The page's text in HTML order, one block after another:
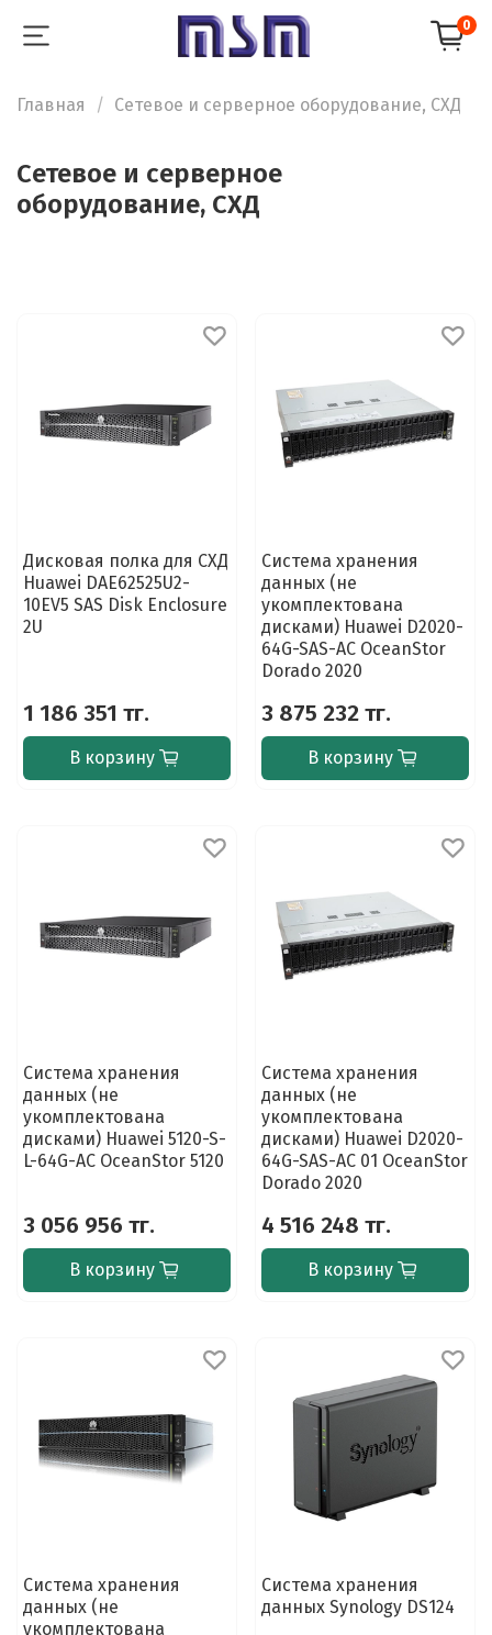
0
Главная Сетевое и серверное оборудование, СХД
Сетевое и серверное
оборудование, СХД
Дисковая полка для СХД
Huawei DAE62525U2-
10EV5 SAS Disk Enclosure
2U
1 186 351 тг.
В корзину
Система хранения
данных (не
укомплектована
дисками) Huawei D2020-
64G-SAS-AC OceanStor
Dorado 2020
3 875 232 тг.
В корзину
Система хранения
данных (не
укомплектована
дисками) Huawei 5120-S-
L-64G-AC OceanStor 5120
3 056 956 тг.
В корзину
Система хранения
данных (не
укомплектована
дисками) Huawei D2020-
64G-SAS-AC 01 OceanStor
Dorado 2020
4 516 248 тг.
В корзину
Система хранения
данных (не
укомплектована
Система хранения
данных Synology DS124